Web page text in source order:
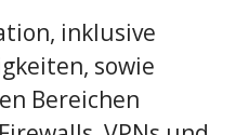
inklusive
sowie
Bereichen